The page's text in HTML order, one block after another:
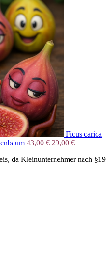
Ficus carica
43,00€ Ursprünglicher
war:
29,00 €Aktueller
ist:
da Kleinunternehmer nach §19